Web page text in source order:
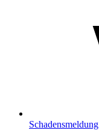
Schadensmeldung